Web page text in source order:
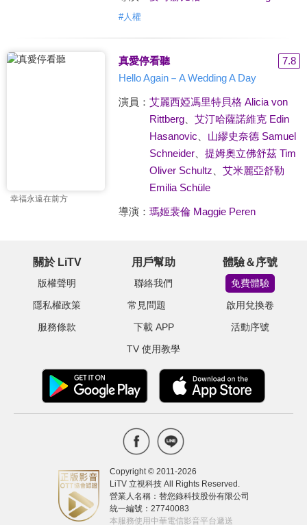
#人權
幸福永遠在前方
真愛停看聽
7.8
Hello Again－A Wedding A Day
演員： 艾麗西婭馮里特貝格 Alicia von
Rittberg、 艾汀哈薩諾維克 Edin
Hasanovic
山繆史奈德 Samuel
Schneider、 提姆奧立佛舒茲 Tim
Oliver Schultz
艾米麗亞舒勒
Emilia Schüle
導演： 瑪姬裴倫 Maggie Peren
關於 LiTV
版權聲明
隱私權政策
服務條款
用戶幫助
聯絡我們
常見問題
下載 APP
TV 使用教學
體驗＆序號
免費體驗
啟用兌換卷
活動序號
Copyright © 2011-2026
LiTV 立視科技 All Rights Reserved.
營業人名稱：替您錄科技股份有限公司
統一編號：27740083
本服務使用中華電信影音平台遞送